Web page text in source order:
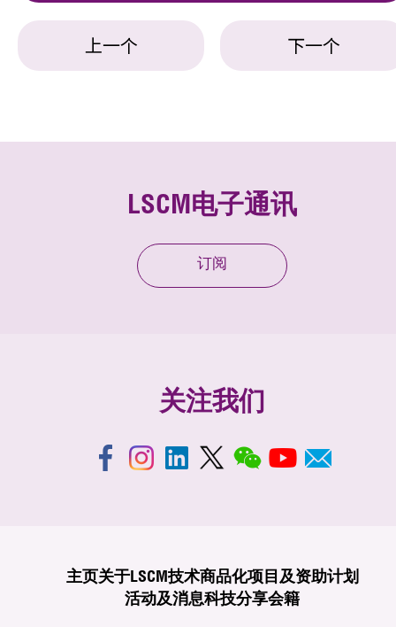
上一个 下一个
LSCM电子通讯
订阅
关注我们
主页关于LSCM技术商品化项目及资助计划
活动及消息科技分享会籍